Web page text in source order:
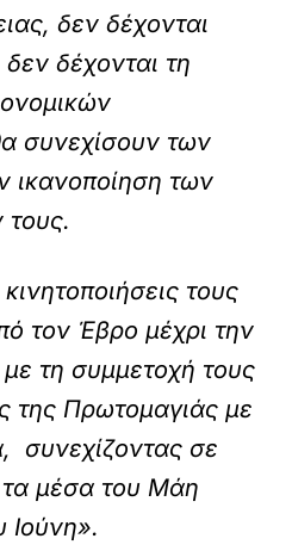
δεν δέχονται
δέχονται τη
συνεχίσουν των
ικανοποίηση των
τους.
τους
τον Έβρο μέχρι την
τη συμμετοχή τους
της Πρωτομαγιάς με
συνεχίζοντας σε
μέσα του Μάη
Ιούνη».